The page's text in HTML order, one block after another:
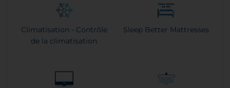
Climatisation - Contrôle
de la climatisation
Sleep Better Mattresses